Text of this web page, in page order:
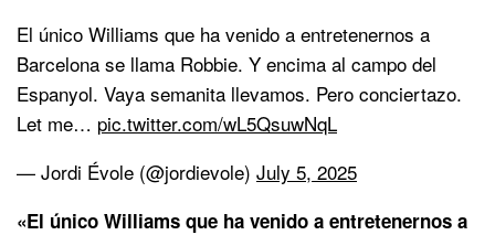
El único Williams que ha venido a entretenernos a
Barcelona se llama Robbie. Y encima al campo del
Espanyol. Vaya semanita llevamos. Pero conciertazo.
Let me… pic.twitter.com/wL5QsuwNqL
— Jordi Évole (@jordievole) July 5, 2025
«El único Williams que ha venido a entretenernos a